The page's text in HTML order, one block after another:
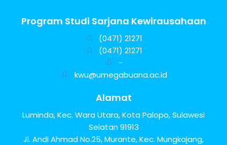
Program Studi Sarjana Kewirausahaan
(0471) 21271
(0471) 21271
-
kwu@umegabuana.ac.id
Alamat
Luminda, Kec. Wara Utara, Kota Palopo, Sulawesi
Selatan 91913
Jl. Andi Ahmad No.25, Murante, Kec. Mungkajang,